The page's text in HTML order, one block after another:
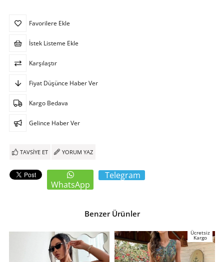
Favorilere Ekle
İstek Listeme Ekle
Karşılaştır
Fiyat Düşünce Haber Ver
Kargo Bedava
Gelince Haber Ver
TAVSIYE ET YORUM YAZ
WhatsApp
Telegram
Benzer Ürünler
Ücretsiz
Kargo